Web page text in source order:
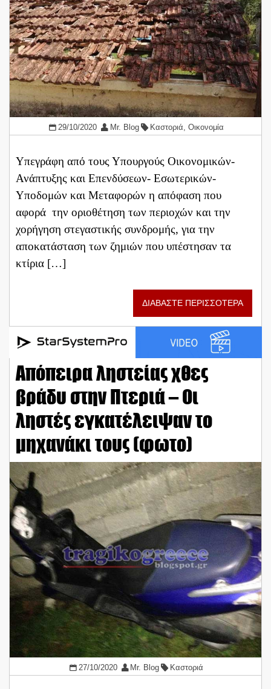
29/10/2020 Mr. Blog Καστοριά, Οικονομία
Υπεγράφη από τους Υπουργούς Οικονομικών-
Ανάπτυξης και Επενδύσεων- Εσωτερικών-
Υποδομών και Μεταφορών η απόφαση που
αφορά την οριοθέτηση των περιοχών και την
χορήγηση στεγαστικής συνδρομής, για την
αποκατάσταση των ζημιών που υπέστησαν τα
κτίρια […]
ΔΙΑΒΑΣΤΕ ΠΕΡΙΣΣΟΤΕΡΑ
Απόπειρα ληστείας χθες
βράδυ στην Πτεριά – Οι
ληστές εγκατέλειψαν το
μηχανάκι τους (φωτο)
27/10/2020 Mr. Blog Καστοριά